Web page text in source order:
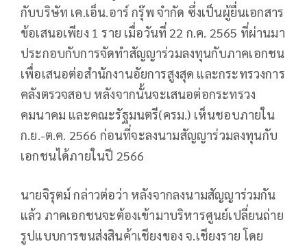
กับบริษัท เค.เอ็น.อาร์ กรุ๊พ จำกัด ซึ่งเป็นผู้ยื่นเอกสาร
ข้อเสนอเพียง 1 ราย เมื่อวันที่ 22 ก.ค. 2565 ที่ผ่านมา
ประกอบกับการจัดทำสัญญาร่วมลงทุนกับภาคเอกชน
เพื่อเสนอต่อสำนักงานอัยการสูงสุด และกระทรวงการ
คลังตรวจสอบ หลังจากนั้นจะเสนอต่อกระทรวง
คมนาคม และคณะรัฐมนตรี(ครม.) เห็นชอบภายใน
ก.ย.-ต.ค. 2566 ก่อนที่จะลงนามสัญญาร่วมลงทุนกับ
เอกชนได้ภายในปี 2566
นายจิรุตม์ กล่าวต่อว่า หลังจากลงนามสัญญาร่วมกัน
แล้ว ภาคเอกชนจะต้องเข้ามาบริหารศูนย์เปลี่ยนถ่าย
รูปแบบการขนส่งสินค้าเชียงของ จ.เชียงราย โดย